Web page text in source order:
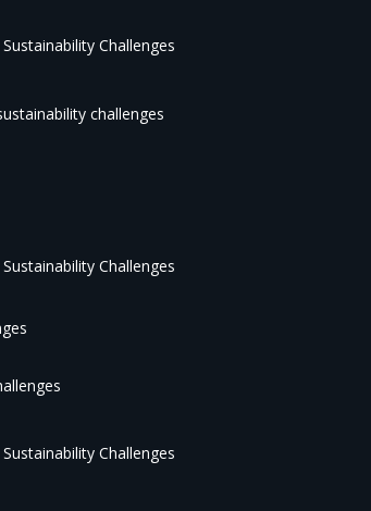
Challenges
challenges
Challenges
Challenges